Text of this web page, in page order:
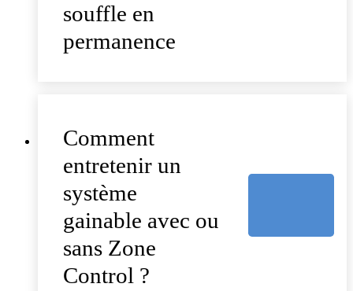
souffle en
permanence
Comment
entretenir un
système
gainable avec ou
sans Zone
Control ?